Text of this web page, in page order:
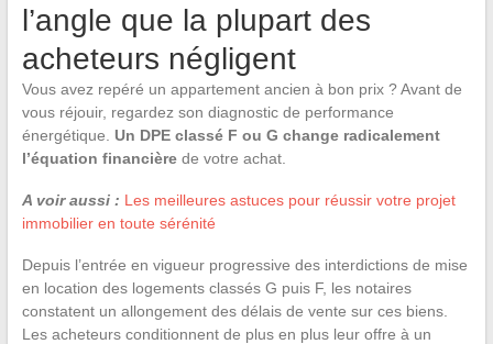
l’angle que la plupart des
acheteurs négligent
Vous avez repéré un appartement ancien à bon prix ? Avant de
vous réjouir, regardez son diagnostic de performance
énergétique. Un DPE classé F ou G change radicalement
l’équation financièrede votre achat.
A voir aussi : Les meilleures astuces pour réussir votre projet
immobilier en toute sérénité
Depuis l’entrée en vigueur progressive des interdictions de mise
en location des logements classés G puis F, les notaires
constatent un allongement des délais de vente sur ces biens.
Les acheteurs conditionnent de plus en plus leur offre à un